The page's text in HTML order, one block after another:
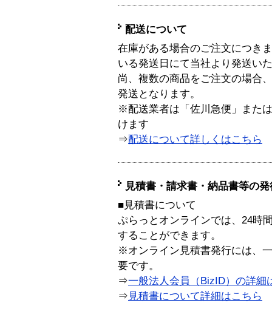
配送について
在庫がある場合のご注文につき
いる発送日にて当社より発送い
尚、複数の商品をご注文の場合
発送となります。
※配送業者は「佐川急便」また
けます
⇒配送について詳しくはこちら
見積書・請求書・納品書等の
■見積書について
ぷらっとオンラインでは、24時
することができます。
※オンライン見積書発行には、
要です。
⇒一般法人会員（BizID）の詳細
⇒ 見積書について詳細はこちら